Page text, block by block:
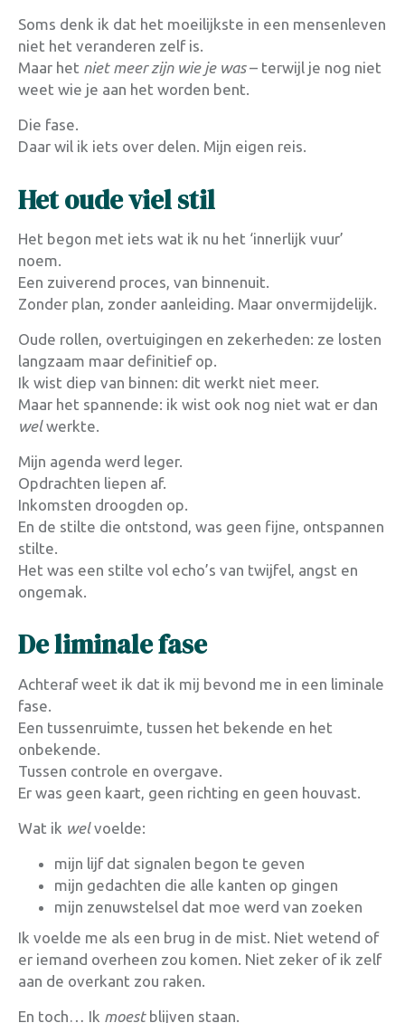
Soms denk ik dat het moeilijkste in een mensenleven
niet het veranderen zelf is.
Maar het niet meer zijn wie je was– terwijl je nog niet
weet wie je aan het worden bent.
Die fase.
Daar wil ik iets over delen. Mijn eigen reis.
Het oude viel stil
Het begon met iets wat ik nu het ‘innerlijk vuur’
noem.
Een zuiverend proces, van binnenuit.
Zonder plan, zonder aanleiding. Maar onvermijdelijk.
Oude rollen, overtuigingen en zekerheden: ze losten
langzaam maar definitief op.
Ik wist diep van binnen: dit werkt niet meer.
Maar het spannende: ik wist ook nog niet wat er dan
welwerkte.
Mijn agenda werd leger.
Opdrachten liepen af.
Inkomsten droogden op.
En de stilte die ontstond, was geen fijne, ontspannen
stilte.
Het was een stilte vol echo’s van twijfel, angst en
ongemak.
De liminale fase
Achteraf weet ik dat ik mij bevond me in een liminale
fase.
Een tussenruimte, tussen het bekende en het
onbekende.
Tussen controle en overgave.
Er was geen kaart, geen richting en geen houvast.
Wat ik welvoelde:
mijn lijf dat signalen begon te geven
mijn gedachten die alle kanten op gingen
mijn zenuwstelsel dat moe werd van zoeken
Ik voelde me als een brug in de mist. Niet wetend of
er iemand overheen zou komen. Niet zeker of ik zelf
aan de overkant zou raken.
En toch… Ik moestblijven staan.